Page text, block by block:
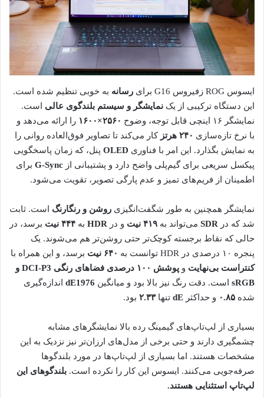
ایسوس ROG زفیروس G16 برای رسانه به خوبی تنظیم شده است.
این دستگاه ترکیبی از یک نمایشگر و سیستم بلندگوی عالی است.
نمایشگر ۱۶ اینچی قابل توجه، وضوح
۲۵۶۰×۱۶۰۰
را ارائه می‌دهد و
با نرخ تازه‌سازی ۲۴۰ هرتز
کار می‌کند تا تصاویر فوق‌العاده روانی را
به نمایش بگذارد. این امر با فناوری OLED پنل، که زمان پاسخگویی
پیکسل سریعی برای گیم‌پلی واضح دارد و پشتیبانی از G-Sync برای
اطمینان از فریم‌های تمیز و عدم پارگی تصویر، تقویت می‌شود.
نمایشگر همچنین به طور شگفت‌انگیزی روشن و رنگارنگ است. ثابت
شد که در SDR می‌تواند به ۴۱۹ نیت و در HDR به ۴۴۴ نیت
برسد، در
حالی که نقاط برجسته کوچک‌تر حتی روشن‌تر هم می‌شوند. یک
پنجره ۱۰ درصدی در HDR توانست به
۶۴۰ نیت
برسد، و این همراه با
کنتراست بی‌نهایت و
پوشش ۱۰۰ درصدی فضاهای رنگی DCI-P3 و
sRGB است. دقت رنگ نیز بالا بود و میانگین dE1976 اندازه‌گیری
شده ۰.۸۵ و حداکثر dE تنها۲.۳۳ بود.
بسیاری از لپ‌تاپ‌های گیمینگ رده بالا نمایشگرهای مشابه
چشمگیری دارند و حتی برخی از مدل‌های ارزان‌تر نیز نزدیک به این
مشخصات هستند. اما بسیاری از لپ‌تاپ‌ها در مورد بلندگوها
صرفه‌جویی می‌کنند. ایسوس این کار را نکرده است. بلندگوهای این
لپ‌تاپ استثنایی هستند.